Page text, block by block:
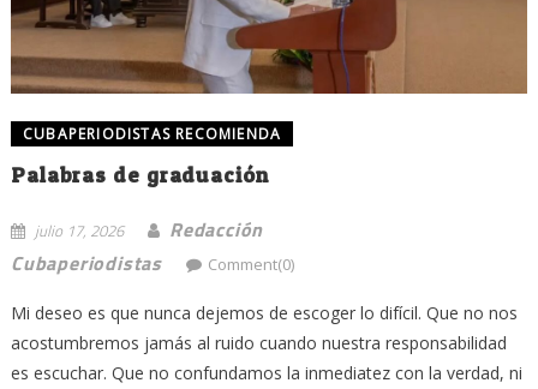
CUBAPERIODISTAS RECOMIENDA
Palabras de graduación
julio 17, 2026
Redacción
Cubaperiodistas
Comment(0)
Mi deseo es que nunca dejemos de escoger lo difícil. Que no nos
acostumbremos jamás al ruido cuando nuestra responsabilidad
es escuchar. Que no confundamos la inmediatez con la verdad, ni